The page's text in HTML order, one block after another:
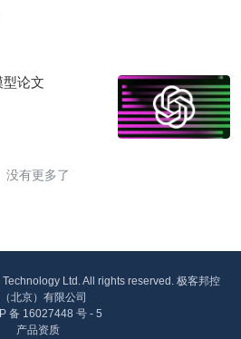
论文
没有更多了
Ltd. All rights reserved. 极客邦控
北京）有限公司
备 16027448 号 - 5
产品资质